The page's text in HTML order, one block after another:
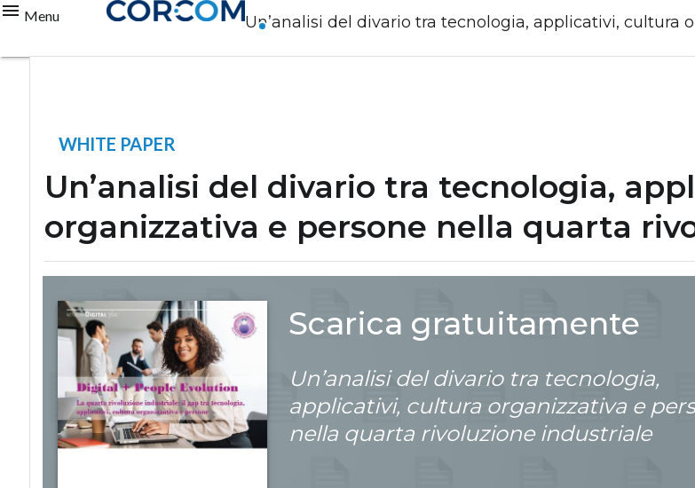
Menu Un’analisi del divario tra tecnologia, applicativi,
WHITE PAPER
Un’analisi del divario tra tecnologia,
organizzativa e persone nella quarta
Scarica gratuitamente
Un’analisi del divario tra tecnologia,
applicativi, cultura organizzativa e
nella quarta rivoluzione industriale